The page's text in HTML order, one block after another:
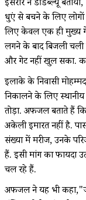
इसरार ने डीडब्ल्यू
धुएं से बचने के लिए
लिए केवल एक ही मुख्य
लगने के बाद बिजली
और गेट नहीं खुल सका.
इलाके के निवासी
निकालने के लिए
तोड़ा. अफजल बताते हैं
अकेली इमारत नहीं है.
संख्या में मरीज, उनके
हैं. इसी मांग का
चल रहे हैं.
अफजल ने यह भी